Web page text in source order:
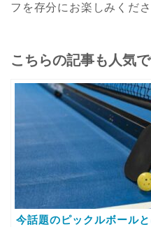
フを存分にお楽しみくださ
こちらの記事も人気で
今話題のピックルボール